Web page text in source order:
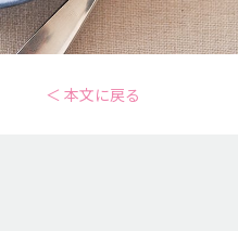
＜ 本文に戻る